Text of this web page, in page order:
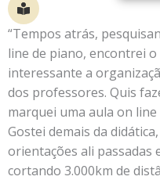
“Tempos atrás,
line de piano, encontrei
interessante a
dos professores. Quis
marquei uma aula on
Gostei demais da
orientações ali passadas
cortando 3.000km de